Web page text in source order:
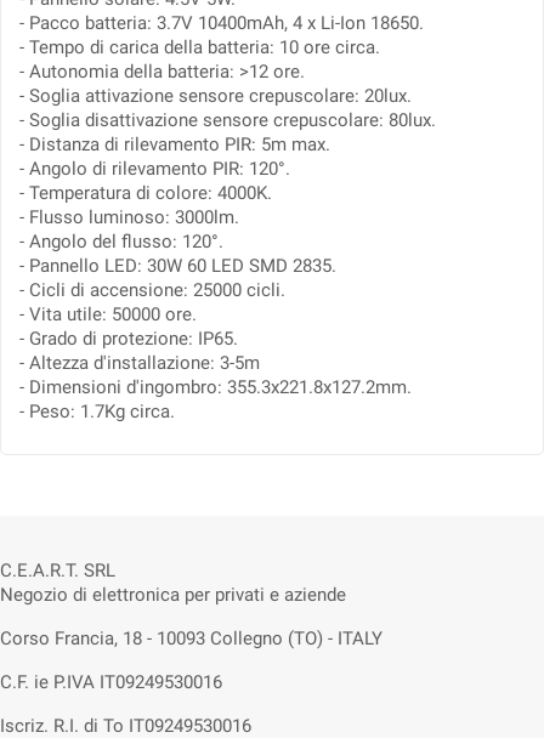
- Pacco batteria: 3.7V 10400mAh, 4 x Li-Ion 18650.
- Tempo di carica della batteria: 10 ore circa.
- Autonomia della batteria: >12 ore.
- Soglia attivazione sensore crepuscolare: 20lux.
- Soglia disattivazione sensore crepuscolare: 80lux.
- Distanza di rilevamento PIR: 5m max.
- Angolo di rilevamento PIR: 120°.
- Temperatura di colore: 4000K.
- Flusso luminoso: 3000lm.
- Angolo del flusso: 120°.
- Pannello LED: 30W 60 LED SMD 2835.
- Cicli di accensione: 25000 cicli.
- Vita utile: 50000 ore.
- Grado di protezione: IP65.
- Altezza d'installazione: 3-5m
- Dimensioni d'ingombro: 355.3x221.8x127.2mm.
- Peso: 1.7Kg circa.
C.E.A.R.T. SRL
Negozio di elettronica per privati e aziende
Corso Francia, 18 - 10093 Collegno (TO) - ITALY
C.F. ie P.IVA IT09249530016
Iscriz. R.I. di To IT09249530016